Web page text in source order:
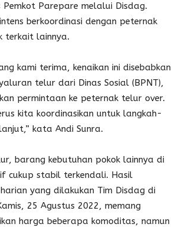
Pemkot Parepare melalui Disdag.
berkoordinasi dengan peternak
terkait lainnya.
kami terima, kenaikan ini disebabkan
telur dari Dinas Sosial (BPNT),
permintaan ke peternak telur over.
kita koordinasikan untuk langkah-
kata Andi Sunra.
barang kebutuhan pokok lainnya di
cukup stabil terkendali. Hasil
yang dilakukan Tim Disdag di
25 Agustus 2022, memang
harga beberapa komoditas, namun